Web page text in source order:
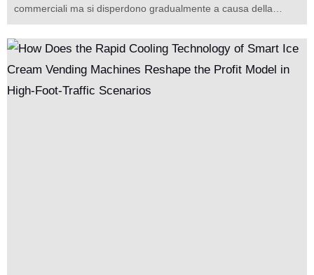
commerciali ma si disperdono gradualmente a causa della
lentezza della risposta delle macchine, ciò che viene perso non
è solo una singola transazione, ma potenziali clienti a lungo
commerciali di tutto il mondo, e il nucleo del problema risiede
spesso nei colli di bottiglia tecnici delle attrezzature tradizionali